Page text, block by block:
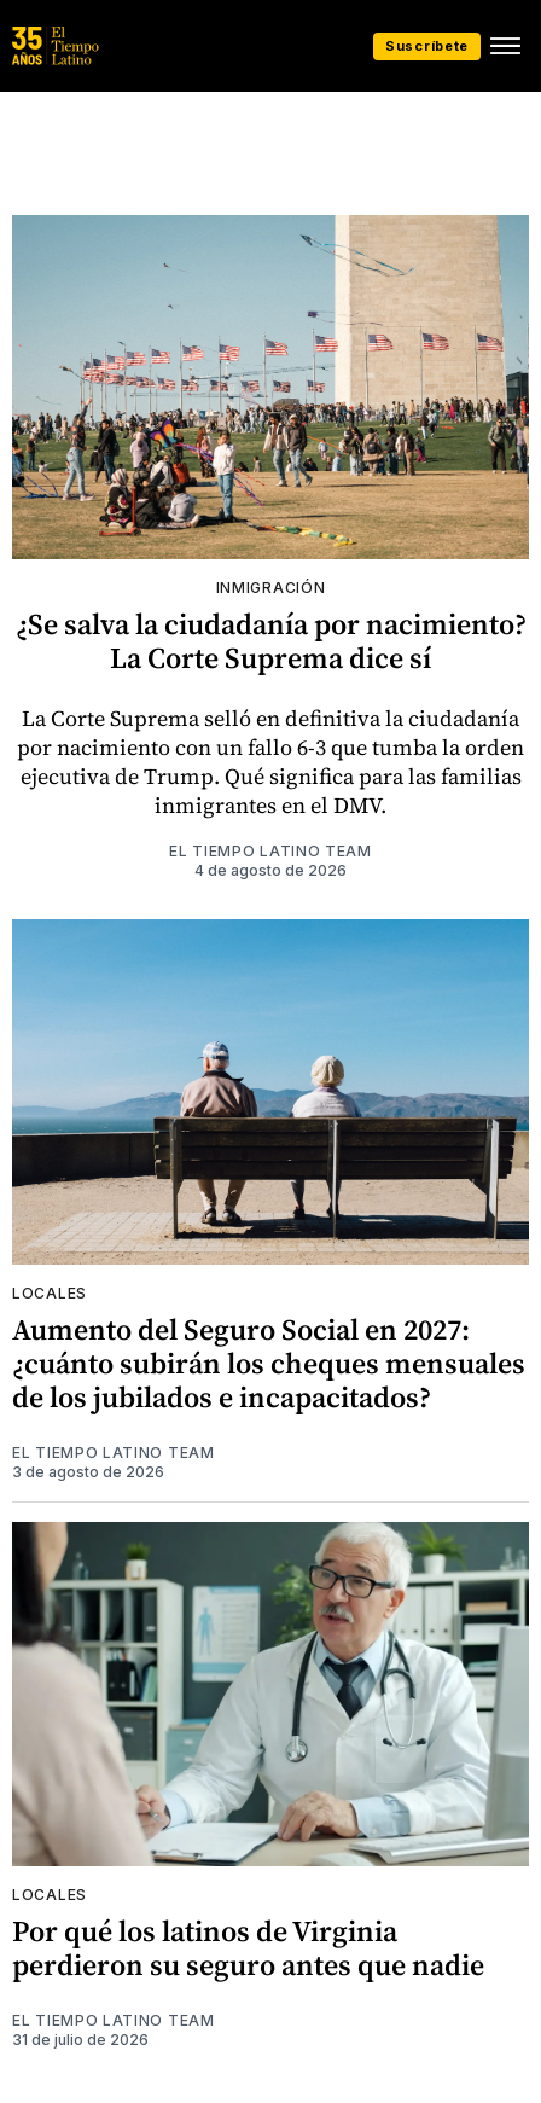
Suscríbete
Presentado
LOCALES
Aumento del Seguro Social en 2027:
¿cuánto subirán los cheques mensuales
de los jubilados e incapacitados?
EL TIEMPO LATINO TEAM
3 de agosto de 2026
LOCALES
Por qué los latinos de Virginia
perdieron su seguro antes que nadie
EL TIEMPO LATINO TEAM
31 de julio de 2026
INMIGRACIÓN
¿Se salva la ciudadanía por nacimiento?
La Corte Suprema dice sí
La Corte Suprema selló en definitiva la ciudadanía
por nacimiento con un fallo 6-3 que tumba la orden
ejecutiva de Trump. Qué significa para las familias
inmigrantes en el DMV.
EL TIEMPO LATINO TEAM
4 de agosto de 2026